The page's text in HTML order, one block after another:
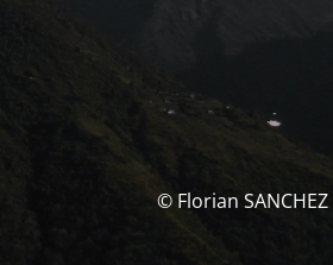
© Florian